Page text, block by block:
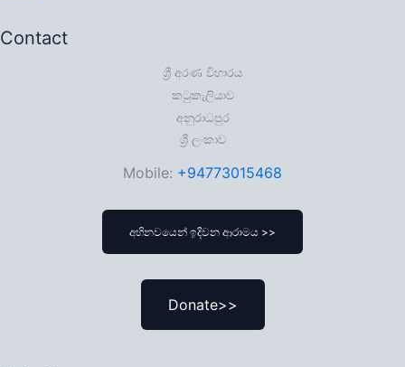
Contact
ශ්‍රී අරණ විහාරය
කටුකැලියාව
අනුරාධපුර
ශ්‍රී ලංකාව
Mobile: +94773015468
අභිනවයෙන් ඉදිවන ආරාමය >>
Donate>>